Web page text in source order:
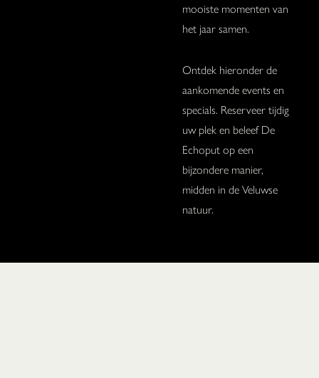
mooiste momenten van
het jaar samen.
Ontdek hieronder de
aankomende events en
specials. Reserveer tijdig
uw plek en beleef De
Echoput op een
bijzondere manier,
midden in de Veluwse
natuur.